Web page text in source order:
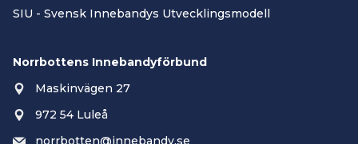
SIU - Svensk Innebandys Utvecklingsmodell
Norrbottens Innebandyförbund
Maskinvägen 27
972 54 Luleå
norrbotten@innebandy.se